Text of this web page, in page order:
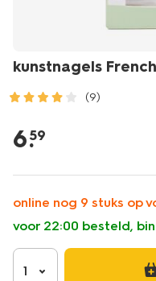
kunstnagels
(9)
gezond/make-
up/nagellak/kunstnagels/
manicure-
11249132.html
6.
59
online nog 9 stuks op
voor 22:00 besteld,
1